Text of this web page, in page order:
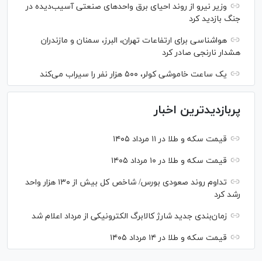
وزیر نیرو از روند احیای برق واحدهای صنعتی آسیب‌دیده در
جنگ بازدید کرد
هواشناسی برای ارتفاعات تهران، البرز، سمنان و مازندران
هشدار نارنجی صادر کرد
یک ساعت خاموشی کولر، ۵۰۰ هزار نفر را سیراب می‌کند
پربازدیدترین اخبار
قیمت سکه و طلا در ۱۱ مرداد ۱۴۰۵
قیمت سکه و طلا در ۱۰ مرداد ۱۴۰۵
تداوم روند صعودی بورس/ شاخص کل بیش از ۱۳۰ هزار واحد
رشد کرد
زمان‌بندی جدید شارژ کالابرگ الکترونیکی از مرداد اعلام شد
قیمت سکه و طلا در ۱۴ مرداد ۱۴۰۵